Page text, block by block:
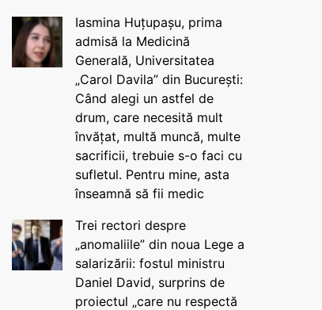
Iasmina Huțupașu, prima
admisă la Medicină
Generală, Universitatea
„Carol Davila” din București:
Când alegi un astfel de
drum, care necesită mult
învățat, multă muncă, multe
sacrificii, trebuie s-o faci cu
sufletul. Pentru mine, asta
înseamnă să fii medic
Trei rectori despre
„anomaliile” din noua Lege a
salarizării: fostul ministru
Daniel David, surprins de
proiectul „care nu respectă